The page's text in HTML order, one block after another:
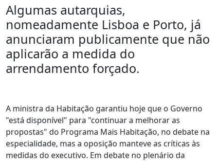
Algumas autarquias,
nomeadamente Lisboa e Porto, já
anunciaram publicamente que não
aplicarão a medida do
arrendamento forçado.
A ministra da Habitação garantiu hoje que o Governo
"está disponível" para "continuar a melhorar as
propostas" do Programa Mais Habitação, no debate na
especialidade, mas a oposição manteve as críticas às
medidas do executivo. Em debate no plenário da